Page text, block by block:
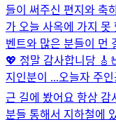
들이 써주신 편지와 축
가 오늘 사옥에 가지 못
벤트와 많은 분들이 먼
💖 정말 감사합니당
지인분이 ...오늘자 주
근 길에 봤어요 항상 감
분들 통해서 지하철에